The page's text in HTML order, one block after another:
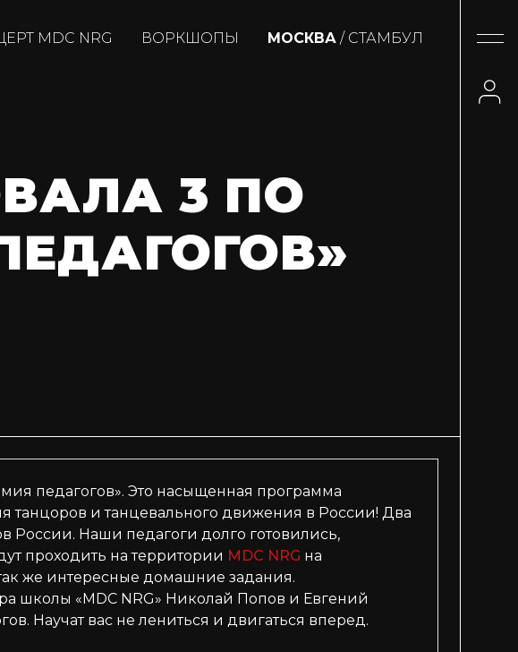
MDC NRG ВОРКШОПЫ МОСКВА / СТАМБУЛ
3 ПО
педагогов». Это насыщенная программа
танцоров и танцевального движения в России! Два
России. Наши педагоги долго готовились,
проходить на территории MDC NRG на
же интересные домашние задания.
школы «MDC NRG» Николай Попов и Евгений
Научат вас не лениться и двигаться вперед.